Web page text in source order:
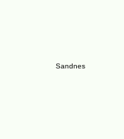
Sandnes